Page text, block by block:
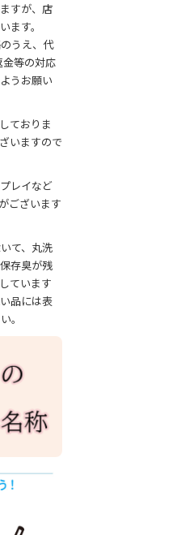
すが、店
ます。
うえ、代
等の対応
うお願い
ておりま
いますので
レイなど
ございます
て、丸洗
存臭が残
ています
品には表
。